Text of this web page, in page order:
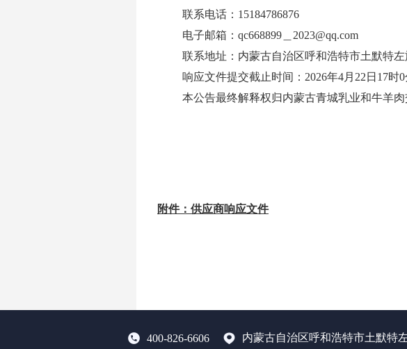
联系电话： 15184786876
电子邮箱： qc668899＿ 2023@qq.com
联系地址：内蒙古自治区呼和浩特市土默特
响应文件提交截止时间： 2026年4月 22 日 17时0
本公告最终解释权归内蒙古青城乳业和牛羊
附件：供应商响应文件
400-826-6606 内蒙古自治区呼和浩特市土默特